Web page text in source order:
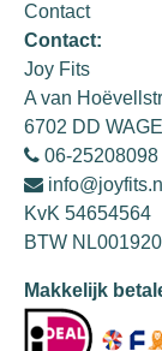
Contact
Contact:
Joy Fits
A van
6702 DD
06-25208098
info@joyfits.nl
KvK 54654564
BTW
Makkelijk